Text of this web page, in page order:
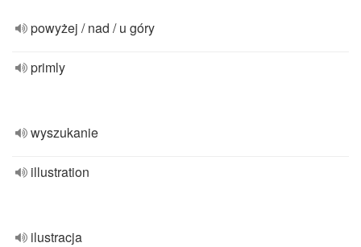
powyżej / nad / u góry
primly
wyszukanie
illustration
ilustracja